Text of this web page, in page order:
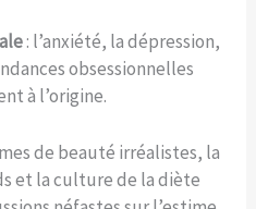
: l’anxiété, la dépression,
obsessionnelles
à l’origine.
de beauté irréalistes, la
et la culture de la diète